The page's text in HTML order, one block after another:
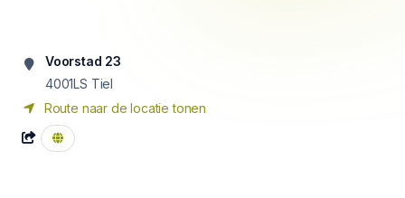
Voorstad 23
4001LS Tiel
Route naar de locatie tonen